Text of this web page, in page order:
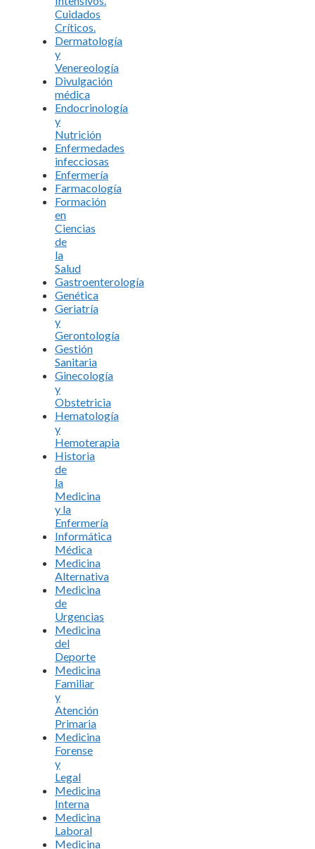
Cuidados
Críticos.
Dermatología
y
Venereología
Divulgación
médica
Endocrinología
y
Nutrición
Enfermedades
infecciosas
Enfermería
Farmacología
Formación
en
Ciencias
de
la
Salud
Gastroenterología
Genética
Geriatría
y
Gerontología
Gestión
Sanitaria
Ginecología
y
Obstetricia
Hematología
y
Hemoterapia
Historia
de
la
Medicina
y la
Enfermería
Informática
Médica
Medicina
Alternativa
Medicina
de
Urgencias
Medicina
del
Deporte
Medicina
Familiar
y
Atención
Primaria
Medicina
Forense
y
Legal
Medicina
Interna
Medicina
Laboral
Medicina